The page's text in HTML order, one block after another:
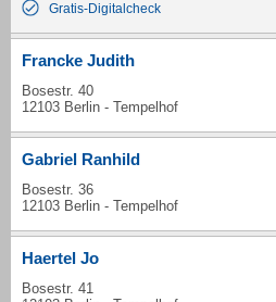
Gratis-Digitalcheck
Francke Judith
Bosestr. 40
12103 Berlin - Tempelhof
Gabriel Ranhild
Bosestr. 36
12103 Berlin - Tempelhof
Haertel Jo
Bosestr. 41